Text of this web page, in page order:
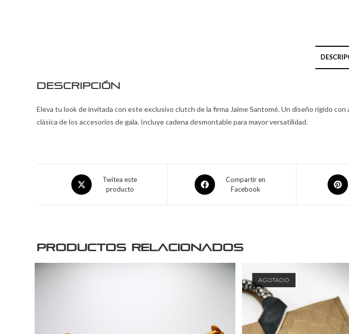
Descripción
Eleva tu look de invitada con este exclusivo clutch de la firma Jaime Santomé. Un diseño rígido
clásica de los accesorios de gala. Incluye cadena desmontable para mayor versatilidad.
Twitea este
producto
Compartir en
Facebook
Productos relacionados
AGOTADO